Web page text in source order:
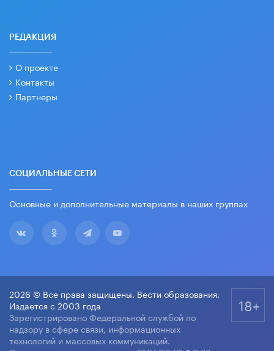
РЕДАКЦИЯ
О проекте
Контакты
Партнеры
СОЦИАЛЬНЫЕ СЕТИ
Основные и дополнительные материалы в наших группах
2026 © Все права защищены. Вести образования.
Издается с 2003 года
Зарегистрировано Федеральной службой по
надзору в сфере связи, информационных
технологий и массовых коммуникаций.
18+